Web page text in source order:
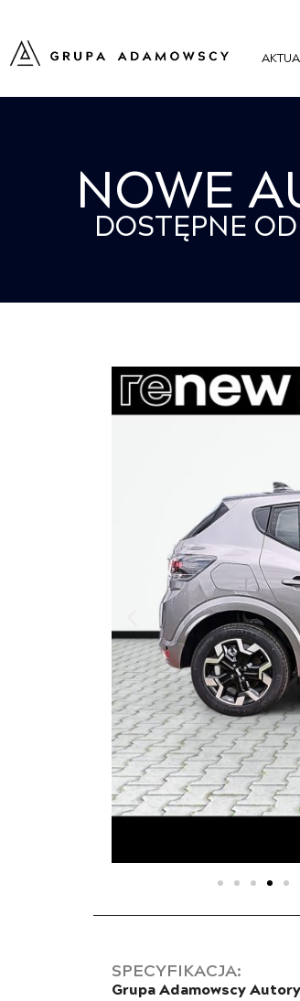
NOWE
DOSTĘPNE
SPECYFIKACJA:
Grupa Adamowscy